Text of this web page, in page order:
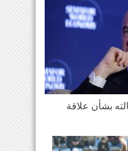
بشأن علاقة